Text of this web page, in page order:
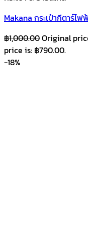
Makana กระเป๋ากีตาร์ไฟ
฿1,000.00Original
price is: ฿790.00.
-18%